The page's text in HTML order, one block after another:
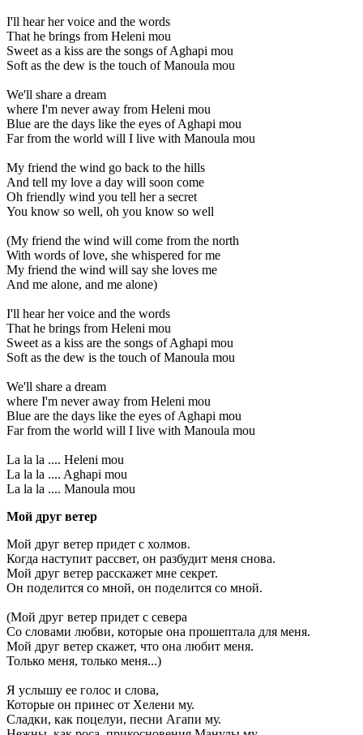
I'll hear her voice and the words
That he brings from Heleni mou
Sweet as a kiss are the songs of Aghapi mou
Soft as the dew is the touch of Manoula mou
We'll share a dream
where I'm never away from Heleni mou
Blue are the days like the eyes of Aghapi mou
Far from the world will I live with Manoula mou
My friend the wind go back to the hills
And tell my love a day will soon come
Oh friendly wind you tell her a secret
You know so well, oh you know so well
(My friend the wind will come from the north
With words of love, she whispered for me
My friend the wind will say she loves me
And me alone, and me alone)
I'll hear her voice and the words
That he brings from Heleni mou
Sweet as a kiss are the songs of Aghapi mou
Soft as the dew is the touch of Manoula mou
We'll share a dream
where I'm never away from Heleni mou
Blue are the days like the eyes of Aghapi mou
Far from the world will I live with Manoula mou
La la la .... Heleni mou
La la la .... Aghapi mou
La la la .... Manoula mou
Мой друг ветер
Мой друг ветер придет с холмов.
Когда наступит рассвет, он разбудит меня снова.
Мой друг ветер расскажет мне секрет.
Он поделится со мной, он поделится со мной.
(Мой друг ветер придет с севера
Со словами любви, которые она прошептала для меня.
Мой друг ветер скажет, что она любит меня.
Только меня, только меня...)
Я услышу ее голос и слова,
Которые он принес от Хелени му.
Сладки, как поцелуи, песни Агапи му.